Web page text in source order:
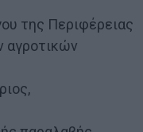
της Περιφέρειας
αγροτικών